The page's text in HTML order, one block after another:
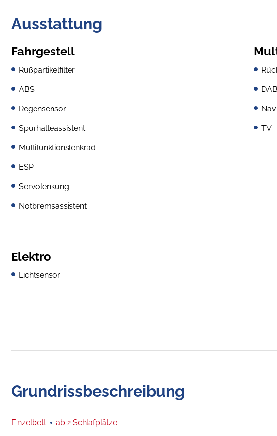
Ausstattung
Fahrgestell
Rußpartikelfilter
ABS
Regensensor
Spurhalteassistent
Multifunktionslenkrad
ESP
Servolenkung
Notbremsassistent
TV
Elektro
Lichtsensor
Grundrissbeschreibung
Einzelbett ab 2 Schlafplätze